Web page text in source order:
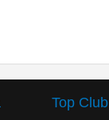
Top Club